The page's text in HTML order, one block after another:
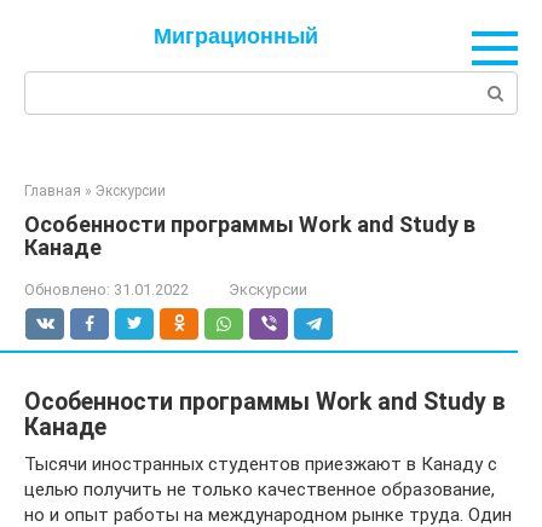
Миграционный
Главная » Экскурсии
Особенности программы Work and Study в
Канаде
Обновлено: 31.01.2022 Экскурсии
Особенности программы Work and Study в
Канаде
Тысячи иностранных студентов приезжают в Канаду с
целью получить не только качественное образование,
но и опыт работы на международном рынке труда. Один